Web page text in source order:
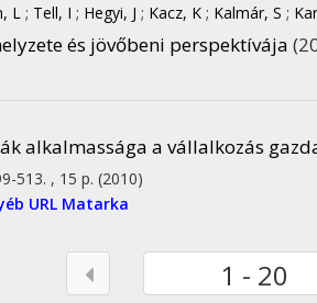
L ; Tell, I ; Hegyi, J ; Kacz, K ; Kalmár, S ;
és jövőbeni perspektívája
alkalmassága a vállalkozás
513. , 15 p. (2010)
URL Matarka
1 - 20